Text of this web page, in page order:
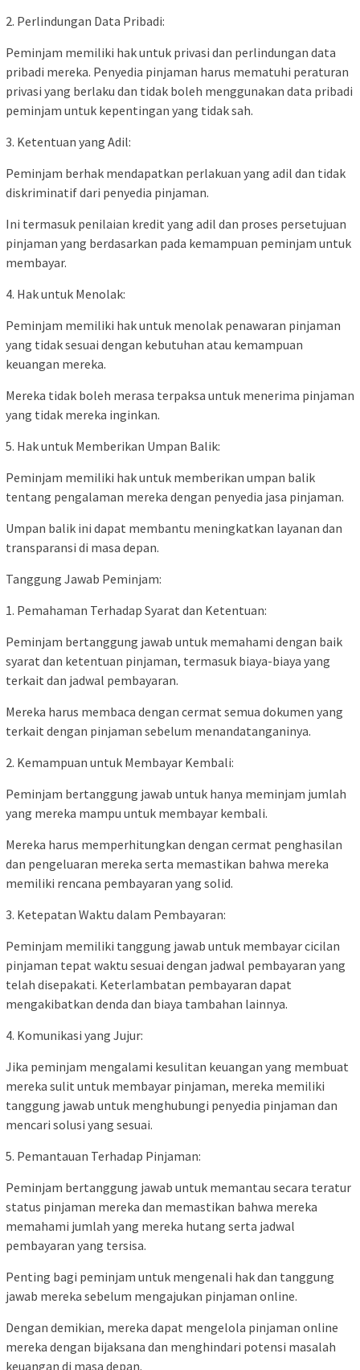
2. Perlindungan Data Pribadi:
Peminjam memiliki hak untuk privasi dan perlindungan data
pribadi mereka. Penyedia pinjaman harus mematuhi peraturan
privasi yang berlaku dan tidak boleh menggunakan data pribadi
peminjam untuk kepentingan yang tidak sah.
3. Ketentuan yang Adil:
Peminjam berhak mendapatkan perlakuan yang adil dan tidak
diskriminatif dari penyedia pinjaman.
Ini termasuk penilaian kredit yang adil dan proses persetujuan
pinjaman yang berdasarkan pada kemampuan peminjam untuk
membayar.
4. Hak untuk Menolak:
Peminjam memiliki hak untuk menolak penawaran pinjaman
yang tidak sesuai dengan kebutuhan atau kemampuan
keuangan mereka.
Mereka tidak boleh merasa terpaksa untuk menerima pinjaman
yang tidak mereka inginkan.
5. Hak untuk Memberikan Umpan Balik:
Peminjam memiliki hak untuk memberikan umpan balik
tentang pengalaman mereka dengan penyedia jasa pinjaman.
Umpan balik ini dapat membantu meningkatkan layanan dan
transparansi di masa depan.
Tanggung Jawab Peminjam:
1. Pemahaman Terhadap Syarat dan Ketentuan:
Peminjam bertanggung jawab untuk memahami dengan baik
syarat dan ketentuan pinjaman, termasuk biaya-biaya yang
terkait dan jadwal pembayaran.
Mereka harus membaca dengan cermat semua dokumen yang
terkait dengan pinjaman sebelum menandatanganinya.
2. Kemampuan untuk Membayar Kembali:
Peminjam bertanggung jawab untuk hanya meminjam jumlah
yang mereka mampu untuk membayar kembali.
Mereka harus memperhitungkan dengan cermat penghasilan
dan pengeluaran mereka serta memastikan bahwa mereka
memiliki rencana pembayaran yang solid.
3. Ketepatan Waktu dalam Pembayaran:
Peminjam memiliki tanggung jawab untuk membayar cicilan
pinjaman tepat waktu sesuai dengan jadwal pembayaran yang
telah disepakati. Keterlambatan pembayaran dapat
mengakibatkan denda dan biaya tambahan lainnya.
4. Komunikasi yang Jujur:
Jika peminjam mengalami kesulitan keuangan yang membuat
mereka sulit untuk membayar pinjaman, mereka memiliki
tanggung jawab untuk menghubungi penyedia pinjaman dan
mencari solusi yang sesuai.
5. Pemantauan Terhadap Pinjaman:
Peminjam bertanggung jawab untuk memantau secara teratur
status pinjaman mereka dan memastikan bahwa mereka
memahami jumlah yang mereka hutang serta jadwal
pembayaran yang tersisa.
Penting bagi peminjam untuk mengenali hak dan tanggung
jawab mereka sebelum mengajukan pinjaman online.
Dengan demikian, mereka dapat mengelola pinjaman online
mereka dengan bijaksana dan menghindari potensi masalah
keuangan di masa depan.